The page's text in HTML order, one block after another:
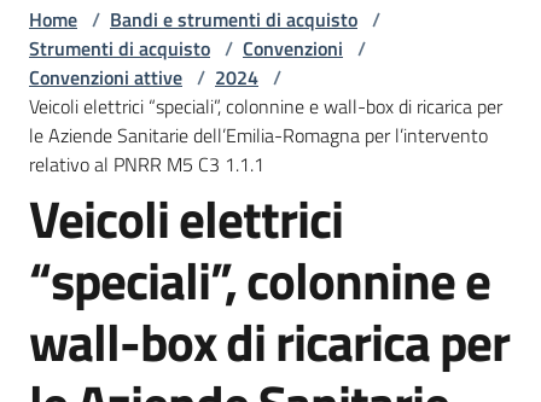
telematici
L'Agenzia
Bandi
strumenti
acquisto
Home / Bandi e strumenti di acquisto /
Strumenti di acquisto / Convenzioni /
Convenzioni attive / 2024 /
Veicoli elettrici “speciali”, colonnine e wall-box di ricarica per
le Aziende Sanitarie dell’Emilia-Romagna per l’intervento
relativo al PNRR M5 C3 1.1.1
Veicoli elettrici
“speciali”, colonnine e
wall-box di ricarica per